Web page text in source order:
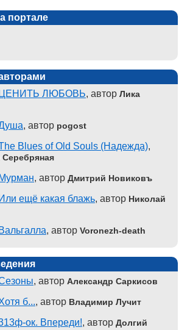
портале
ЦЕНИТЬ ЛЮБОВЬ, автор Лика
, автор pogost
Blues of Old Souls (Надежда),
Серебряная
Мурман, автор Дмитрий Новиковъ
Или ещё какая блажь, автор Николай
Вальгалла, автор Voronezh-death
, автор Александр Саркисов
б..., автор Владимир Лучит
ок. Впереди!, автор Долгий